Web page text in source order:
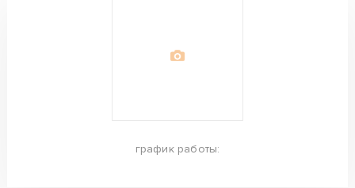
график работы: